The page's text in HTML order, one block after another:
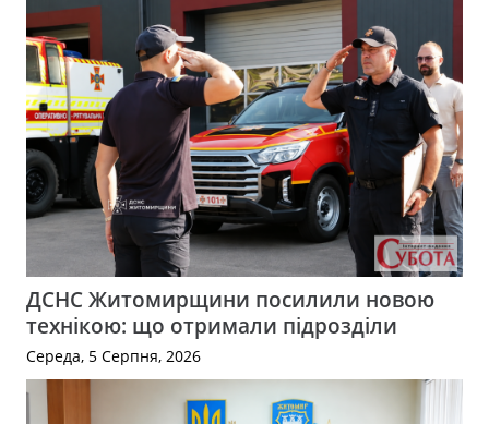
ДСНС Житомирщини посилили новою
технікою: що отримали підрозділи
Середа, 5 Серпня, 2026